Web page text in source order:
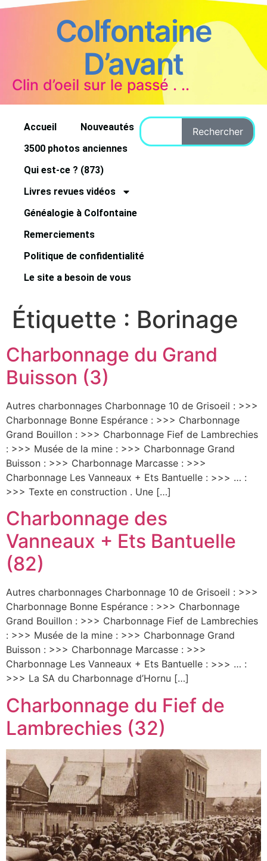
Colfontaine
D’avant
Clin d’oeil sur le passé . ..
Accueil
Nouveautés
3500 photos anciennes
Qui est-ce ? (873)
Livres revues vidéos
Généalogie à Colfontaine
Remerciements
Politique de confidentialité
Le site a besoin de vous
Rechercher
Étiquette : Borinage
Charbonnage du Grand
Buisson (3)
Autres charbonnages Charbonnage 10 de Grisoeil : >>>
Charbonnage Bonne Espérance : >>> Charbonnage
Grand Bouillon : >>> Charbonnage Fief de Lambrechies
: >>> Musée de la mine : >>> Charbonnage Grand
Buisson : >>> Charbonnage Marcasse : >>>
Charbonnage Les Vanneaux + Ets Bantuelle : >>> … :
>>> Texte en construction . Une […]
Charbonnage des
Vanneaux + Ets Bantuelle
(82)
Autres charbonnages Charbonnage 10 de Grisoeil : >>>
Charbonnage Bonne Espérance : >>> Charbonnage
Grand Bouillon : >>> Charbonnage Fief de Lambrechies
: >>> Musée de la mine : >>> Charbonnage Grand
Buisson : >>> Charbonnage Marcasse : >>>
Charbonnage Les Vanneaux + Ets Bantuelle : >>> … :
>>> La SA du Charbonnage d’Hornu […]
Charbonnage du Fief de
Lambrechies (32)